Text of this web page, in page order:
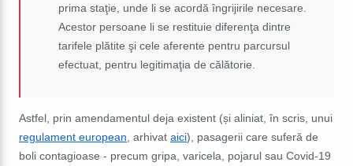
prima staţie, unde li se acordă îngrijirile necesare.
Acestor persoane li se restituie diferenţa dintre
tarifele plătite şi cele aferente pentru parcursul
efectuat, pentru legitimaţia de călătorie.
Astfel, prin amendamentul deja existent (și aliniat, în scris, unui
regulament european , arhivat aici), pasagerii care suferă de
boli contagioase - precum gripa, varicela, pojarul sau Covid-19